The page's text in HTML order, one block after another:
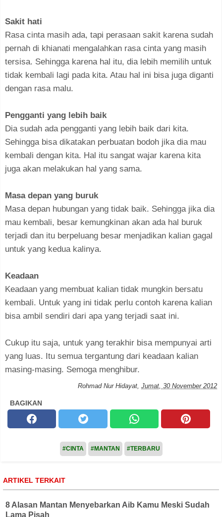
Sakit hati
Rasa cinta masih ada, tapi perasaan sakit karena sudah
pernah di khianati mengalahkan rasa cinta yang masih
tersisa. Sehingga karena hal itu, dia lebih memilih untuk
tidak kembali lagi pada kita. Atau hal ini bisa juga diganti
dengan rasa malu.
Pengganti yang lebih baik
Dia sudah ada pengganti yang lebih baik dari kita.
Sehingga bisa dikatakan perbuatan bodoh jika dia mau
kembali dengan kita. Hal itu sangat wajar karena kita
juga akan melakukan hal yang sama.
Masa depan yang buruk
Masa depan hubungan yang tidak baik. Sehingga jika dia
mau kembali, besar kemungkinan akan ada hal buruk
terjadi dan itu berpeluang besar menjadikan kalian gagal
untuk yang kedua kalinya.
Keadaan
Keadaan yang membuat kalian tidak mungkin bersatu
kembali. Untuk yang ini tidak perlu contoh karena kalian
bisa ambil sendiri dari apa yang terjadi saat ini.
Cukup itu saja, untuk yang terakhir bisa mempunyai arti
yang luas. Itu semua tergantung dari keadaan kalian
masing-masing. Semoga menghibur.
Rohmad Nur Hidayat, Jumat, 30 November 2012
BAGIKAN
#CINTA #MANTAN #TERBARU
ARTIKEL TERKAIT
8 Alasan Mantan Menyebarkan Aib Kamu Meski Sudah
Lama Pisah